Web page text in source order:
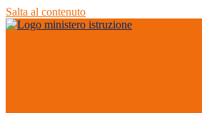
Salta al contenuto